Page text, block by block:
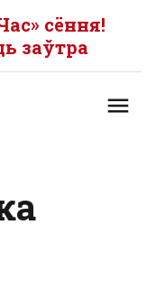
сёння!
заўтра